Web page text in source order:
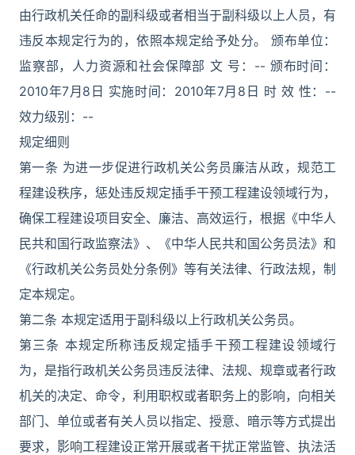
由行政机关任命的副科级或者相当于副科级以上人员，有
违反本规定行为的，依照本规定给予处分。 颁布单位：
监察部，人力资源和社会保障部 文 号：-- 颁布时间：
2010年7月8日 实施时间：2010年7月8日 时 效 性：--
效力级别：--
规定细则
第一条 为进一步促进行政机关公务员廉洁从政，规范工
程建设秩序，惩处违反规定插手干预工程建设领域行为，
确保工程建设项目安全、廉洁、高效运行，根据《中华人
民共和国行政监察法》、《中华人民共和国公务员法》和
《行政机关公务员处分条例》等有关法律、行政法规，制
定本规定。
第二条 本规定适用于副科级以上行政机关公务员。
第三条 本规定所称违反规定插手干预工程建设领域行
为，是指行政机关公务员违反法律、法规、规章或者行政
机关的决定、命令，利用职权或者职务上的影响，向相关
部门、单位或者有关人员以指定、授意、暗示等方式提出
要求，影响工程建设正常开展或者干扰正常监管、执法活